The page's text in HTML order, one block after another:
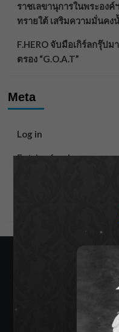
ราชเลขานุการในพระอง
ทรายใต้ เสริมความมั่นคง
F.HERO จับมือเกิร์ลกรุ๊ปม
ตรอง “G.O.A.T”
Meta
Log in
Entries feed